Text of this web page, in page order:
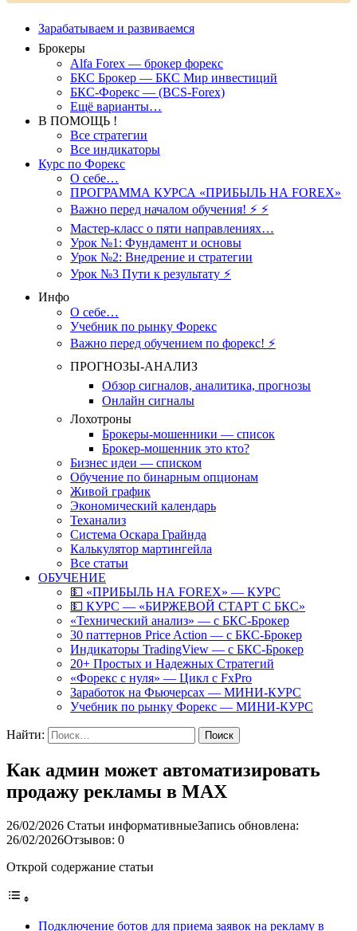
Зарабатываем и развиваемся
Брокеры
Alfa Forex — брокер форекс
БКС Брокер — БКС Мир инвестиций
БКС-Форекс — (BCS-Forex)
Ещё варианты…
В ПОМОЩЬ !
Все стратегии
Все индикаторы
Курс по Форекс
О себе…
ПРОГРАММА КУРСА «ПРИБЫЛЬ НА FOREX»
Важно перед началом обучения! ⚡ ⚡
Мастер-класс о пяти направлениях…
Урок №1: Фундамент и основы
Урок №2: Внедрение и стратегии
Урок №3 Пути к результату ⚡️
Инфо
О себе…
Учебник по рынку Форекс
Важно перед обучением по форекс! ⚡
ПРОГНОЗЫ-АНАЛИЗ
Обзор сигналов, аналитика, прогнозы
Онлайн сигналы
Лохотроны
Брокеры-мошенники — список
Брокер-мошенник это кто?
Бизнес идеи — списком
Обучение по бинарным опционам
Живой график
Экономический календарь
Теханализ
Система Оскара Грайнда
Калькулятор мартингейла
Все статьи
ОБУЧЕНИЕ
💵 «ПРИБЫЛЬ НА FOREX» — КУРС
💵 КУРС — «БИРЖЕВОЙ СТАРТ С БКС»
«Технический анализ» — с БКС-Брокер
30 паттернов Price Action — с БКС-Брокер
Индикаторы TradingView — с БКС-Брокер
20+ Простых и Надежных Стратегий
«Форекс с нуля» — Цикл с FxPro
Заработок на Фьючерсах — МИНИ-КУРС
Учебник по рынку Форекс — МИНИ-КУРС
Найти:
Как админ может автоматизировать
продажу рекламы в MAX
26/02/2026 Статьи информативныеЗапись обновлена:
26/02/2026Отзывов: 0
Открой содержание статьи
Подключение ботов для приема заявок на рекламу в